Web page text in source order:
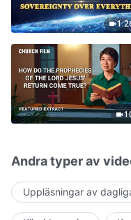
Andra typer av
Uppläsningar av